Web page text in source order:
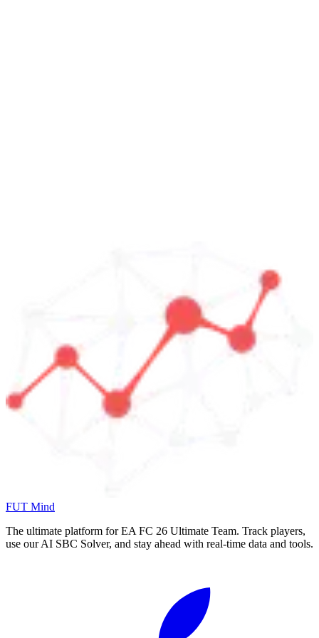
FUT Mind
The ultimate platform for EA FC 26 Ultimate Team. Track players,
use our AI SBC Solver, and stay ahead with real-time data and tools.